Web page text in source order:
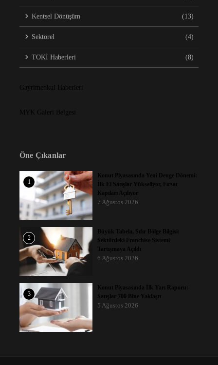
Kentsel Dönüşüm (13)
Sektörel (4)
TOKİ Haberleri (8)
Gayrimenkul Haberleri
MYK Galeri Belgesi
Öne Çıkanlar
1
Konut Piyasasında Yeni Denge Dönemi:
İlk El Satışlar Yükseliyor, Fırsat
Kapıları Açılıyor
7 Ağustos 2026
2
Büyük Tabela, Sıfır Bölge Bilgisi:
Sektördeki Franchise Sistemi
Tartışmaya Açıldı
6 Ağustos 2026
3
Konut Piyasasında İlk Yarı Raporu:
Satışlar 700 Bine Yaklaştı
5 Ağustos 2026